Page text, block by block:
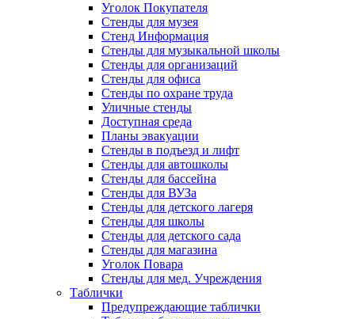
Уголок Покупателя
Стенды для музея
Стенд Информация
Стенды для музыкальной школы
Стенды для организаций
Стенды для офиса
Стенды по охране труда
Уличные стенды
Доступная среда
Планы эвакуации
Стенды в подъезд и лифт
Стенды для автошколы
Стенды для бассейна
Стенды для ВУЗа
Стенды для детского лагеря
Стенды для школы
Стенды для детского сада
Стенды для магазина
Уголок Повара
Стенды для мед. Учреждения
Таблички
Предупреждающие таблички